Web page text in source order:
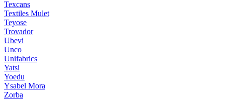
Texcans
Textiles Mulet
Teyose
Trovador
Ubevi
Unco
Unifabrics
Yatsi
Yoedu
Ysabel Mora
Zorba